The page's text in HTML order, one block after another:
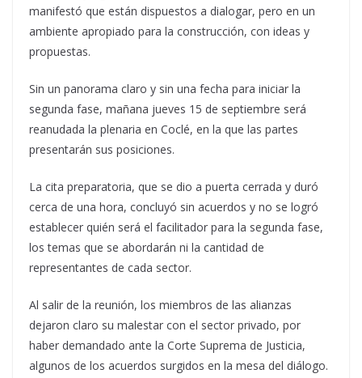
manifestó que están dispuestos a dialogar, pero en un
ambiente apropiado para la construcción, con ideas y
propuestas.
Sin un panorama claro y sin una fecha para iniciar la
segunda fase, mañana jueves 15 de septiembre será
reanudada la plenaria en Coclé, en la que las partes
presentarán sus posiciones.
La cita preparatoria, que se dio a puerta cerrada y duró
cerca de una hora, concluyó sin acuerdos y no se logró
establecer quién será el facilitador para la segunda fase,
los temas que se abordarán ni la cantidad de
representantes de cada sector.
Al salir de la reunión, los miembros de las alianzas
dejaron claro su malestar con el sector privado, por
haber demandado ante la Corte Suprema de Justicia,
algunos de los acuerdos surgidos en la mesa del diálogo.